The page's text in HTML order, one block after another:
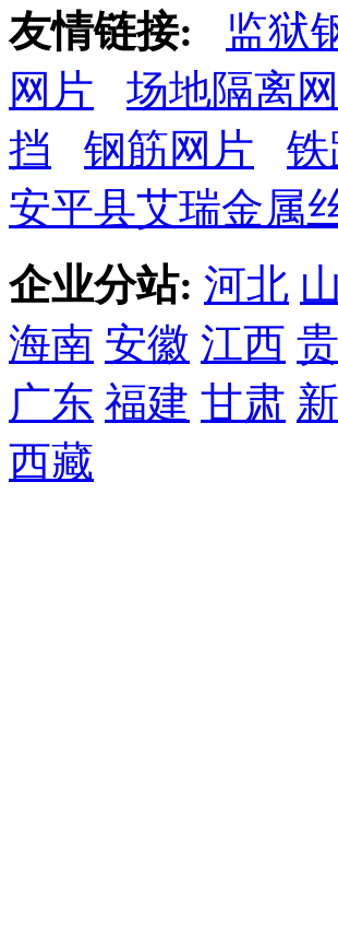
友情链接:
监狱
网片
场地隔离网
挡
钢筋网片
安平县艾瑞金属
企业分站: 河北
海南 安徽 江西
广东 福建 甘肃
西藏